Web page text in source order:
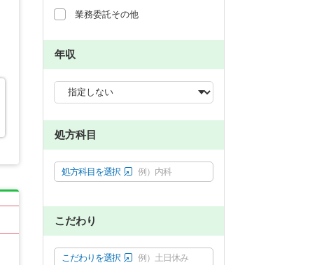
業務委託その他
年収
処方科目
処方科目を選択 例）内科
こだわり
こだわりを選択 例）土日休み